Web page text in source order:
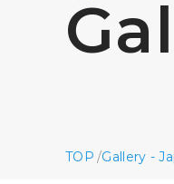
TOP /Gallery -